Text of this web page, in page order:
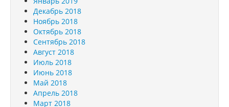
Декабрь 2018
Ноябрь 2018
Октябрь 2018
Сентябрь 2018
Август 2018
Июль 2018
Июнь 2018
Май 2018
Апрель 2018
Март 2018